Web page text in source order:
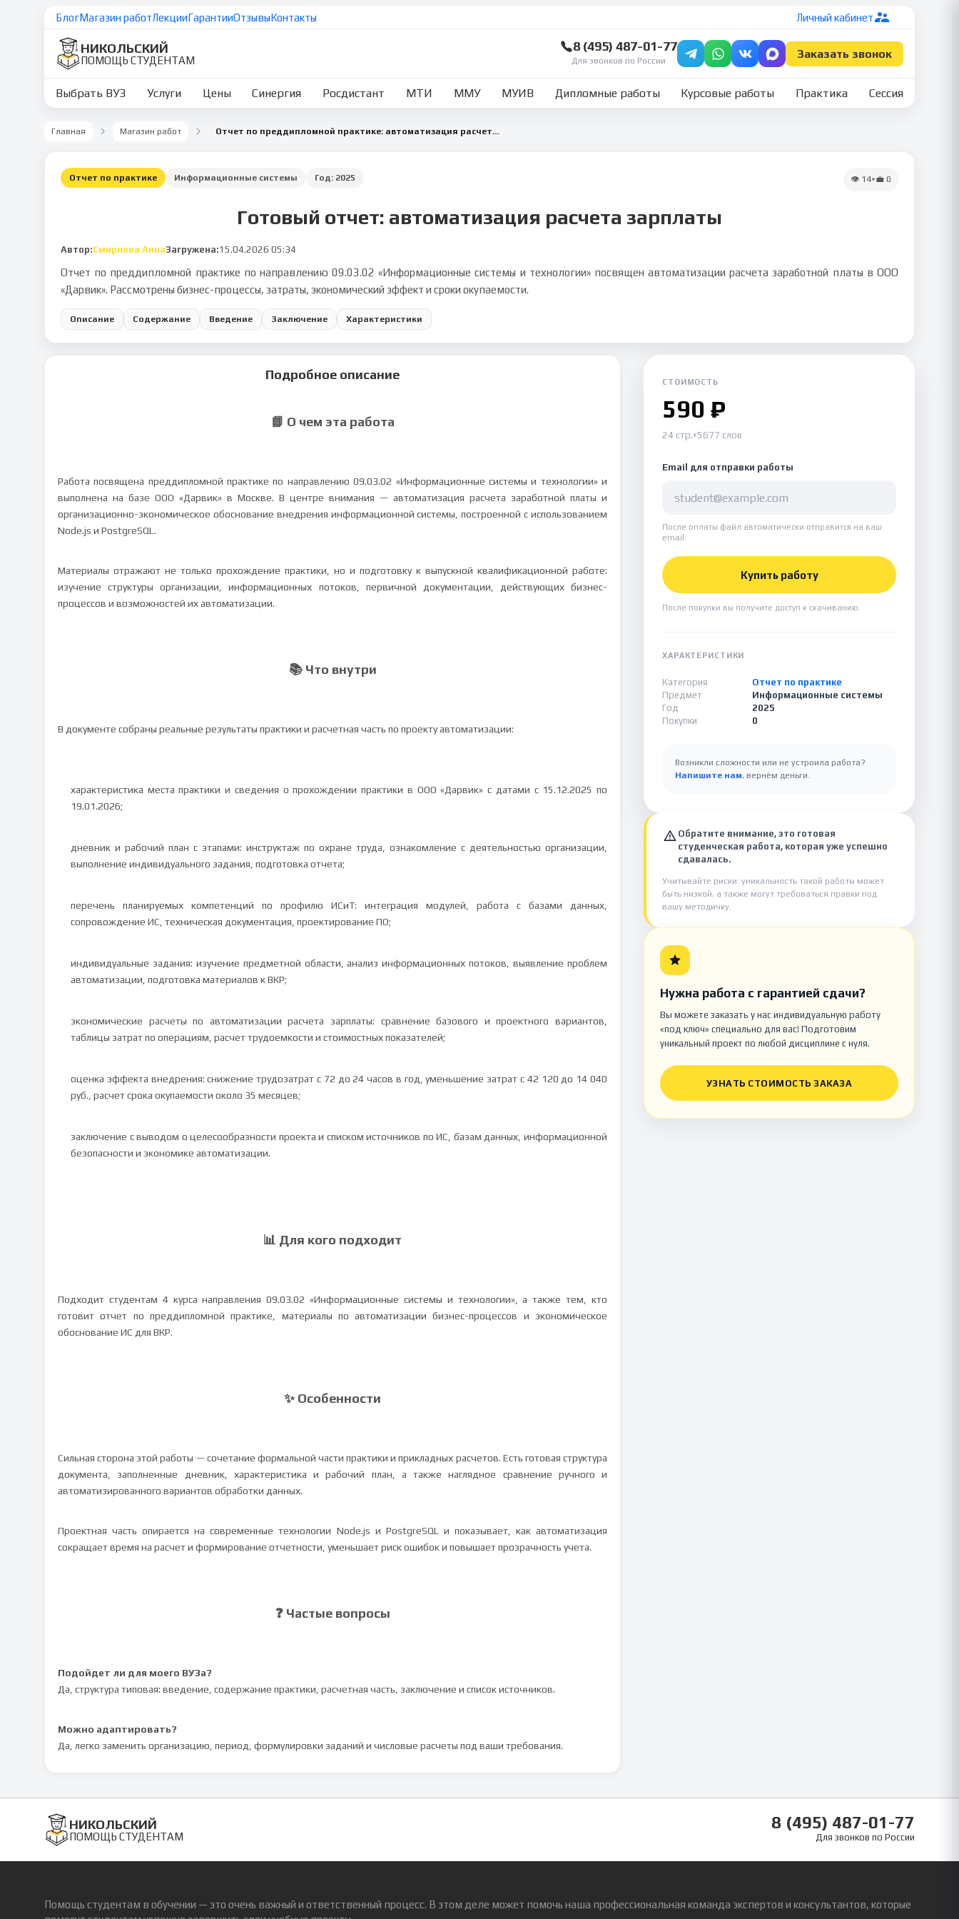
БлогМагазин работЛекцииГарантииОтзывыКонтакты Личный кабинет
НИКОЛЬСКИЙ
ПОМОЩЬ СТУДЕНТАМ
8 (495) 487-01-77
Для звонков по России
Заказать звонок
Выбрать ВУЗ Услуги Цены Синергия Росдистант МТИ ММУ МУИВ Дипломные работы Курсовые работы Практика Сессия
Главная Магазин работ Отчет по преддипломной практике: автоматизация расчета заработной платы
Отчет по практике Информационные системы Год: 2025 👁 14•💼 0
Готовый отчет: автоматизация расчета зарплаты
Автор:Смирнова АннаЗагружена:15.04.2026 05:34
Отчет по преддипломной практике по направлению 09.03.02 «Информационные системы и технологии» посвящен автоматизации расчета заработной платы в ООО
«Дарвик». Рассмотрены бизнес-процессы, затраты, экономический эффект и сроки окупаемости.
Описание Содержание Введение Заключение Характеристики
Подробное описание
📘 О чем эта работа
Работа посвящена преддипломной практике по направлению 09.03.02 «Информационные системы и технологии» и
выполнена на базе ООО «Дарвик» в Москве. В центре внимания — автоматизация расчета заработной платы и
организационно-экономическое обоснование внедрения информационной системы, построенной с использованием
Node.js и PostgreSQL.
Материалы отражают не только прохождение практики, но и подготовку к выпускной квалификационной работе:
изучение структуры организации, информационных потоков, первичной документации, действующих бизнес-
процессов и возможностей их автоматизации.
📚 Что внутри
В документе собраны реальные результаты практики и расчетная часть по проекту автоматизации:
характеристика места практики и сведения о прохождении практики в ООО «Дарвик» с датами с 15.12.2025 по
19.01.2026;
дневник и рабочий план с этапами: инструктаж по охране труда, ознакомление с деятельностью организации,
выполнение индивидуального задания, подготовка отчета;
перечень планируемых компетенций по профилю ИСиТ: интеграция модулей, работа с базами данных,
сопровождение ИС, техническая документация, проектирование ПО;
индивидуальные задания: изучение предметной области, анализ информационных потоков, выявление проблем
автоматизации, подготовка материалов к ВКР;
экономические расчеты по автоматизации расчета зарплаты: сравнение базового и проектного вариантов,
таблицы затрат по операциям, расчет трудоемкости и стоимостных показателей;
оценка эффекта внедрения: снижение трудозатрат с 72 до 24 часов в год, уменьшение затрат с 42 120 до 14 040
руб., расчет срока окупаемости около 35 месяцев;
заключение с выводом о целесообразности проекта и списком источников по ИС, базам данных, информационной
безопасности и экономике автоматизации.
📊 Для кого подходит
Подходит студентам 4 курса направления 09.03.02 «Информационные системы и технологии», а также тем, кто
готовит отчет по преддипломной практике, материалы по автоматизации бизнес-процессов и экономическое
обоснование ИС для ВКР.
✨ Особенности
Сильная сторона этой работы — сочетание формальной части практики и прикладных расчетов. Есть готовая структура
документа, заполненные дневник, характеристика и рабочий план, а также наглядное сравнение ручного и
автоматизированного вариантов обработки данных.
Проектная часть опирается на современные технологии Node.js и PostgreSQL и показывает, как автоматизация
сокращает время на расчет и формирование отчетности, уменьшает риск ошибок и повышает прозрачность учета.
❓ Частые вопросы
Подойдет ли для моего ВУЗа?
Да, структура типовая: введение, содержание практики, расчетная часть, заключение и список источников.
Можно адаптировать?
Да, легко заменить организацию, период, формулировки заданий и числовые расчеты под ваши требования.
СТОИМОСТЬ
590 ₽
24 стр.•5677 слов
Email для отправки работы
После оплаты файл автоматически отправится на ваш
email.
Купить работу
После покупки вы получите доступ к скачиванию.
ХАРАКТЕРИСТИКИ
Категория
Отчет по практике
Предмет
Информационные системы
Год
2025
Покупки
0
Возникли сложности или не устроила работа?
Напишите нам, вернём деньги.
Обратите внимание, это готовая
студенческая работа, которая уже успешно
сдавалась.
Учитывайте риски: уникальность такой работы может
быть низкой, а также могут требоваться правки под
вашу методичку.
Нужна работа с гарантией сдачи?
Вы можете заказать у нас индивидуальную работу
«под ключ» специально для вас! Подготовим
уникальный проект по любой дисциплине с нуля.
УЗНАТЬ СТОИМОСТЬ ЗАКАЗА
НИКОЛЬСКИЙ
ПОМОЩЬ СТУДЕНТАМ
8 (495) 487-01-77
Для звонков по России
Помощь студентам в обучении — это очень важный и ответственный процесс. В этом деле может помочь наша профессиональная команда экспертов и консультантов, которые